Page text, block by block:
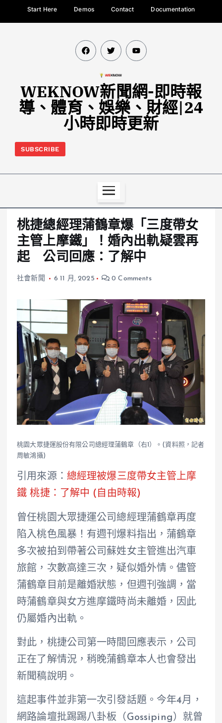
Start Here Demos Contact Documentation
WEKNOW新聞網-即時報
導、體育、娛樂、財經|24
小時即時更新
SUBSCRIBE
桃捷總經理蒲鶴章爆「三度帶女
主管上摩鐵」！婚內出軌疑雲再
起 公司回應：了解中
社會新聞 6 11 月, 2025 0 Comments
桃園大眾捷運股份有限公司總經理蒲鶴章（右1）。(資料照，記者
周敏鴻攝)
引用來源： 總經理被爆三度帶女主管上摩
鐵 桃捷：了解中 (自由時報)
曾任桃園大眾捷運公司總經理蒲鶴章再度
陷入桃色風暴！有週刊爆料指出，蒲鶴章
多次被拍到帶著公司蘇姓女主管進出汽車
旅館，次數高達三次，疑似婚外情。儘管
蒲鶴章目前是離婚狀態，但週刊強調，當
時蒲鶴章與女方進摩鐵時尚未離婚，因此
仍屬婚內出軌。
對此，桃捷公司第一時間回應表示，公司
正在了解情況，稍晚蒲鶴章本人也會發出
新聞稿說明。
這起事件並非第一次引發話題。今年4月，
網路論壇批踢踢八卦板（Gossiping）就曾